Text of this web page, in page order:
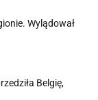
Wylądował
Belgię,